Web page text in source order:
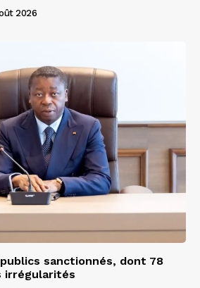
2026
sanctionnés, dont 78
irrégularités